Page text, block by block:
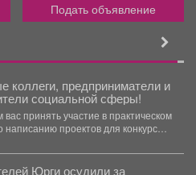
Подать объявление
коллеги, предприниматели и
социальной сферы!
принять участие в практическом
проектов для конкурсов
Юрги осудили за